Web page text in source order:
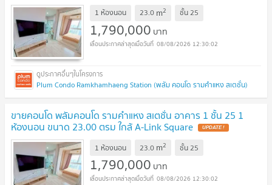
1 ห้องนอน 23.0 m2 ชั้น25
1,790,000 บาท
08/08/2026 12:30:02
Plum Condo Ramkhamhaeng Station (พลัม คอนโด รามคำแหง สเตชั่น)
ขายคอนโด พลัมคอนโด รามคำแหง สเตชั่น อาคาร 1 ชั้น 25 1
ห้องนอน ขนาด 23.00 ตรม ใกล้ A-Link Square UPDATE !
1 ห้องนอน 23.0 m2 ชั้น25
1,790,000 บาท
08/08/2026 12:30:02